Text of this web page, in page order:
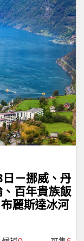
日－挪威、丹
百年貴族飯
麗斯達冰河